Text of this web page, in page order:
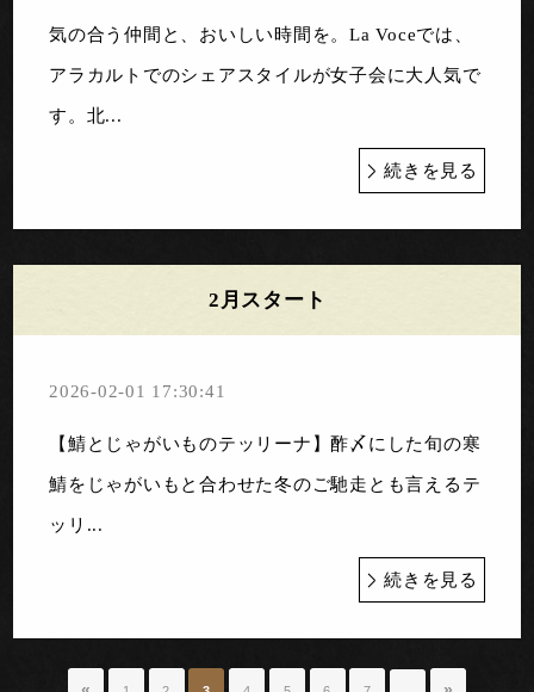
気の合う仲間と、おいしい時間を。La Voceでは、
アラカルトでのシェアスタイルが女子会に大人気で
す。北...
続きを見る
2月スタート
2026-02-01 17:30:41
【鯖とじゃがいものテッリーナ】酢〆にした旬の寒
鯖をじゃがいもと合わせた冬のご馳走とも言えるテ
ッリ...
続きを見る